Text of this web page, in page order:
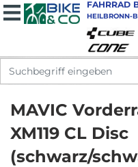
FAHRRAD
HEILBRONN-
MAVIC
XM119 CL Disc
(schwarz/